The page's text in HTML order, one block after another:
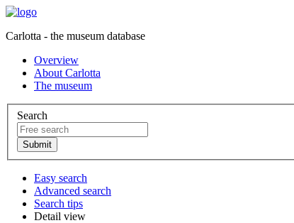
Carlotta - the museum database
Overview
About Carlotta
The museum
Search
Easy search
Advanced search
Search tips
Detail view